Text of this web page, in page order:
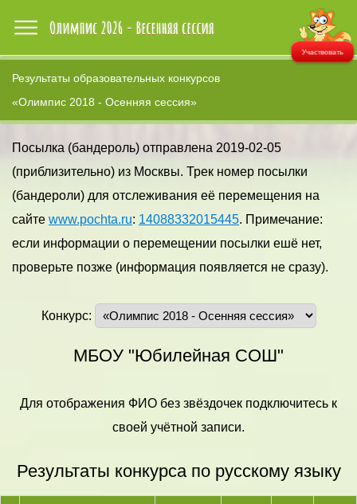
Участвовать
Результаты образовательных конкурсов
«Олимпис 2018 - Осенняя сессия»
Посылка (бандероль) отправлена 2019-02-05
(приблизительно) из Москвы. Трек номер посылки
(бандероли) для отслеживания её перемещения на
сайте www.pochta.ru: 14088332015445. Примечание:
если информации о перемещении посылки ешё нет,
проверьте позже (информация появляется не сразу).
Конкурс:
МБОУ "Юбилейная СОШ"
Для отображения ФИО без звёздочек подключитесь к
своей учётной записи.
Результаты конкурса по русскому языку